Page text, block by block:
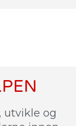
utvikle og